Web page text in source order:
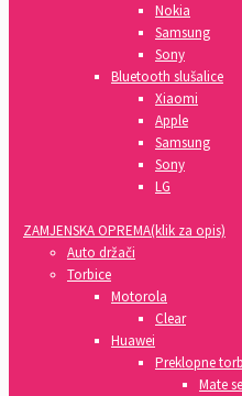
Nokia
Samsung
Sony
Bluetooth slušalice
Xiaomi
Apple
Samsung
Sony
LG
ZAMJENSKA OPREMA(klik za opis)
Auto držači
Torbice
Motorola
Clear
Huawei
Preklopne
Mate